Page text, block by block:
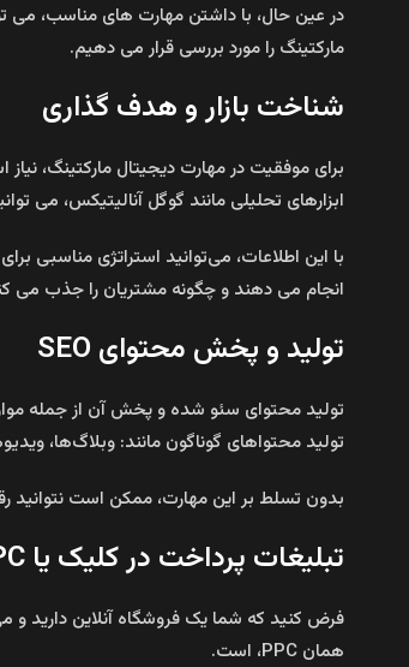
در عین حال، با داشتن مهارت‌ های مناسب، می‌
مارکتینگ را مورد بررسی قرار می‌ دهیم.
شناخت بازار و هدف‌ گذاری
برای موفقیت در مهارت دیجیتال مارکتینگ،
ابزارهای تحلیلی مانند گوگل آنالیتیکس، می‌
با این اطلاعات، می‌توانید استراتژی مناسبی
انجام می‌ دهند و چگونه مشتریان را جذب می‌
تولید و پخش محتوای SEO
تولید محتوای سئو شده و پخش آن از جمله
تولید محتواهای گوناگون مانند: وبلاگ‌ها،
بدون تسلط بر این مهارت، ممکن است نتوانید
تبلیغات پرداخت در کلیک یا PPC
فرض کنید که شما یک فروشگاه آنلاین دارید و
همان PPC، است.